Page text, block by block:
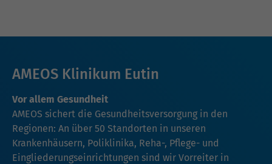
AMEOS Klinikum Eutin
Vor allem Gesundheit
AMEOS sichert die Gesundheitsversorgung in den
Regionen: An über 50 Standorten in unseren
Krankenhäusern, Poliklinika, Reha-, Pflege- und
Eingliederungseinrichtungen sind wir Vorreiter in